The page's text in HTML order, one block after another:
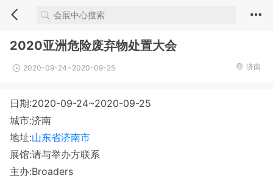
2020亚洲危险废弃物处置大会
2020-09-24~2020-09-25 济南
日期:2020-09-24~2020-09-25
城市:济南
地址:山东省济南市
展馆:请与举办方联系
主办:Broaders